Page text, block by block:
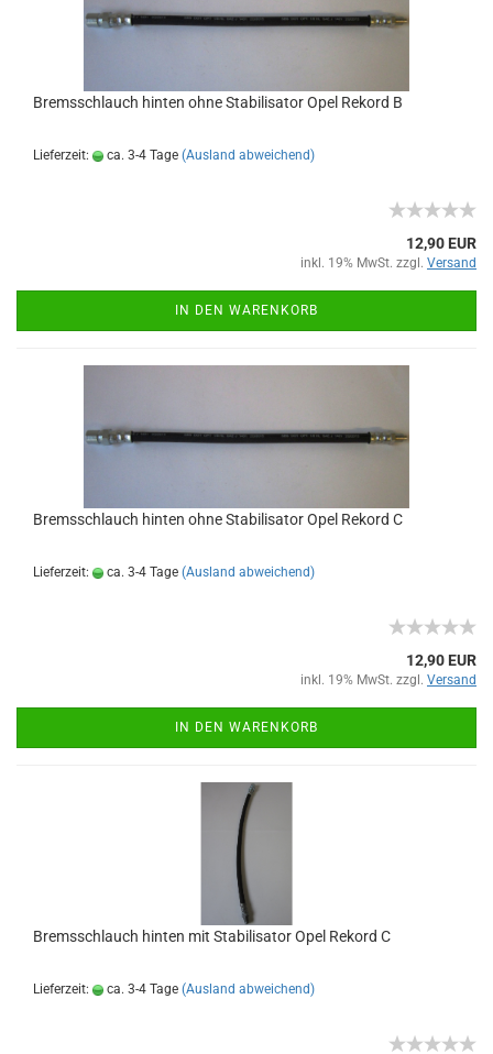
Bremsschlauch hinten ohne Stabilisator Opel Rekord B
Lieferzeit: ca. 3-4 Tage (Ausland abweichend)
12,90 EUR
inkl. 19% MwSt. zzgl. Versand
IN DEN WARENKORB
Bremsschlauch hinten ohne Stabilisator Opel Rekord C
Lieferzeit: ca. 3-4 Tage (Ausland abweichend)
12,90 EUR
inkl. 19% MwSt. zzgl. Versand
IN DEN WARENKORB
Bremsschlauch hinten mit Stabilisator Opel Rekord C
Lieferzeit: ca. 3-4 Tage (Ausland abweichend)